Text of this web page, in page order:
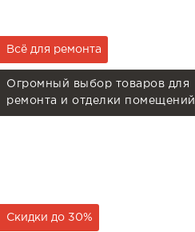
Всё для ремонта
Огромный выбор товаров для
ремонта и отделки помещений
Скидки до 30%